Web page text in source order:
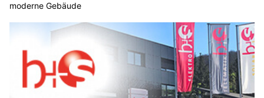
moderne Gebäude